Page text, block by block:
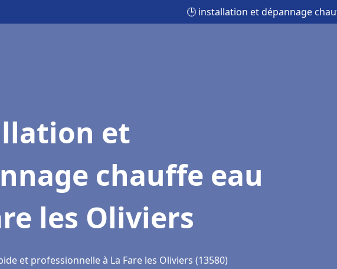
🕒 installation et dépannage
et
chauffe eau
les Oliviers
et professionnelle à La Fare les Oliviers (13580)